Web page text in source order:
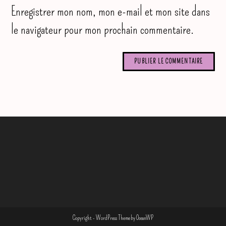
(facultatif)
Enregistrer mon nom, mon e-mail et mon site dans
le navigateur pour mon prochain commentaire.
Copyright - WordPress Theme by OceanWP